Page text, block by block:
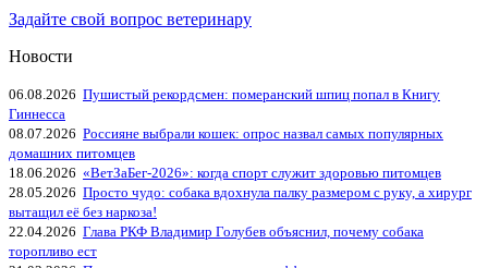
Задайте свой вопрос ветеринару
Новости
06.08.2026 Пушистый рекордсмен: померанский шпиц попал в Книгу
Гиннесса
08.07.2026 Россияне выбрали кошек: опрос назвал самых популярных
домашних питомцев
18.06.2026 «ВетЗаБег‑2026»: когда спорт служит здоровью питомцев
28.05.2026 Просто чудо: собака вдохнула палку размером с руку, а хирург
вытащил её без наркоза!
22.04.2026 Глава РКФ Владимир Голубев объяснил, почему собака
торопливо ест